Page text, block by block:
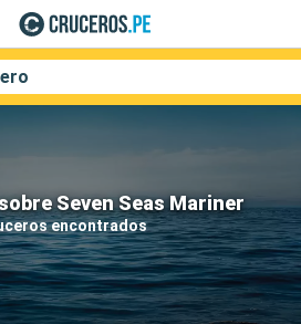
Seven Seas Mariner
encontrados
Compañías